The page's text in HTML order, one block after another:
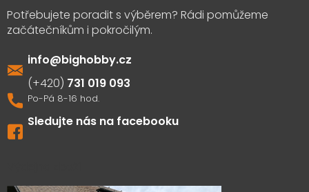
info@bighobby.cz
731 019 093
Sledujte nás na facebooku